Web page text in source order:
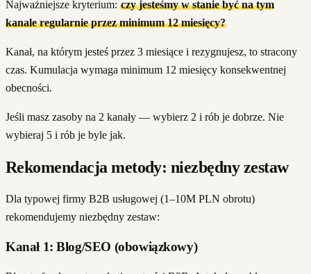
Najważniejsze kryterium: czy jesteśmy w stanie być na tym
kanale regularnie przez minimum 12 miesięcy?
Kanał, na którym jesteś przez 3 miesiące i rezygnujesz, to stracony
czas. Kumulacja wymaga minimum 12 miesięcy konsekwentnej
obecności.
Jeśli masz zasoby na 2 kanały — wybierz 2 i rób je dobrze. Nie
wybieraj 5 i rób je byle jak.
Rekomendacja metody: niezbędny zestaw
Dla typowej firmy B2B usługowej (1–10M PLN obrotu)
rekomendujemy niezbędny zestaw:
Kanał 1: Blog/SEO (obowiązkowy)